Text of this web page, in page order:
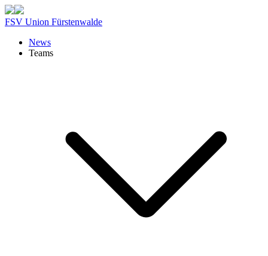
FSV Union Fürstenwalde
News
Teams